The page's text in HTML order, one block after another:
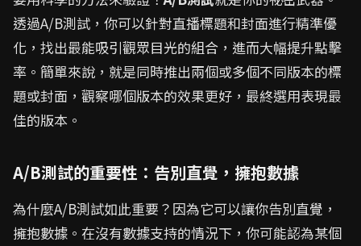
透過A/B測試，你可以針對直播標題和封面進行精準優
化，找出最能吸引觀眾目光的組合，進而大幅提升點擊
率。簡單來說，就是同時推出兩個或多個不同版本的標
題或封面，觀察哪個版本的效果更好，最終選用表現最
佳的版本。
A/B測試的重要性：告別直覺，擁抱數據
為什麼A/B測試如此重要？因為它可以讓你告別直覺，
擁抱數據。在沒有數據支持的情況下，你可能認為某個